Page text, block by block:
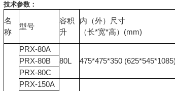
技术参数：
名
称
型号
容积
升
内（外）尺寸
（长*宽*高） (mm)
PRX-80A
80L
475*475*350 (625*545*1085)
PRX-80B
PRX-80C
PRX-150A